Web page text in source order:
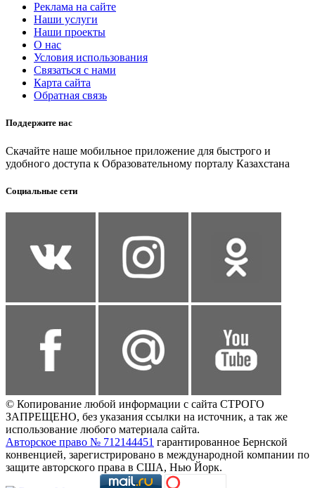
Реклама на сайте
Наши услуги
Наши проекты
О нас
Условия использования
Связаться с нами
Карта сайта
Обратная связь
Поддержите нас
Скачайте наше мобильное приложение для быстрого и
удобного доступа к Образовательному порталу Казахстана
Социальные сети
© Копирование любой информации с сайта СТРОГО
ЗАПРЕЩЕНО, без указания ссылки на источник, а так же
использование любого материала сайта.
Авторское право № 712144451 гарантированное Бернской
конвенцией, зарегистрировано в международной компании по
защите авторского права в США, Нью Йорк.